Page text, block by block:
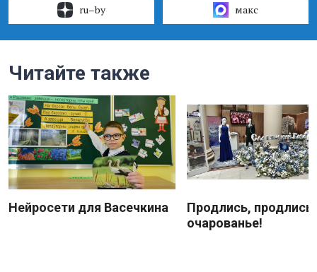
ru–by макс
Читайте также
Нейросети для Васечкина
Продлись, продлись
очарованье!